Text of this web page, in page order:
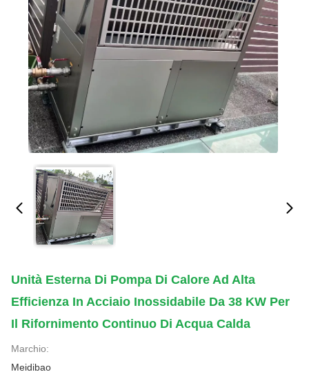
Unità Esterna Di Pompa Di Calore Ad Alta
Efficienza In Acciaio Inossidabile Da 38 KW Per
Il Rifornimento Continuo Di Acqua Calda
Marchio:
Meidibao